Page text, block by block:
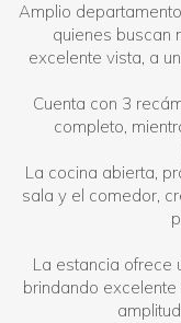
Amplio
quienes buscan
excelente vista, a
Cuenta con 3
completo,
La cocina abierta,
sala y el comedor,
La estancia ofrece
brindando